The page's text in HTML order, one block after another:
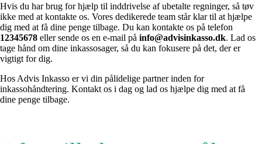
Hvis du har brug for hjælp til inddrivelse af ubetalte regninger, så tøv
ikke med at kontakte os. Vores dedikerede team står klar til at hjælpe
dig med at få dine penge tilbage. Du kan kontakte os på telefon
12345678 eller sende os en e-mail på info@advisinkasso.dk. Lad os
tage hånd om dine inkassosager, så du kan fokusere på det, der er
vigtigt for dig.
Hos Advis Inkasso er vi din pålidelige partner inden for
inkassohåndtering. Kontakt os i dag og lad os hjælpe dig med at få
dine penge tilbage.